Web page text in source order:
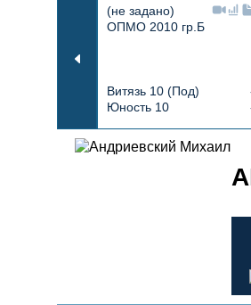
(не задано)
ОПМО 2010 гр.Б
Витязь 10 (Под)
Юность 10